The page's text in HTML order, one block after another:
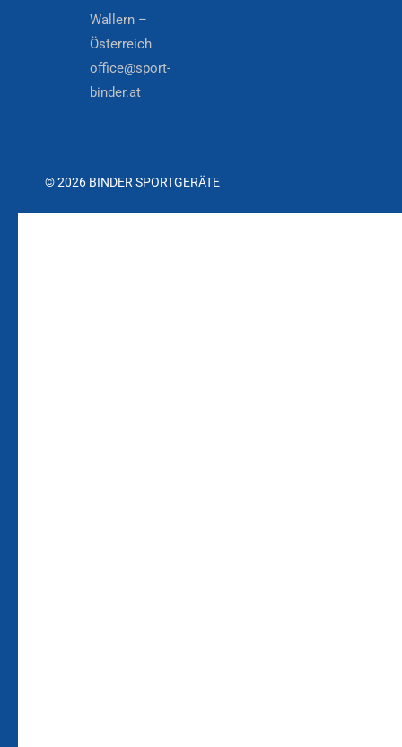
Wallern –
Österreich
office@sport-
binder.at
© 2026 BINDER SPORTGERÄTE